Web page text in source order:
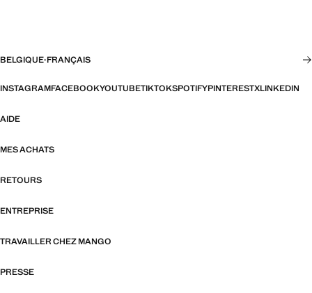
BELGIQUE·FRANÇAIS
INSTAGRAMFACEBOOKYOUTUBETIKTOKSPOTIFYPINTERESTXLINKEDIN
AIDE
MES ACHATS
RETOURS
ENTREPRISE
TRAVAILLER CHEZ MANGO
PRESSE